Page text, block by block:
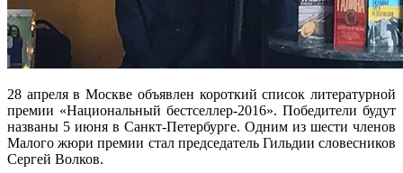
28 апреля в Москве объявлен короткий список литературной
премии «Национальный бестселлер-2016». Победители будут
названы 5 июня в Санкт-Петербурге. Одним из шести членов
Малого жюри премии стал председатель Гильдии словесников
Сергей Волков.